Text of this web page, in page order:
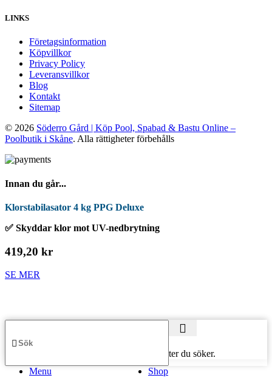
LINKS
Företagsinformation
Köpvillkor
Privacy Policy
Leveransvillkor
Blog
Kontakt
Sitemap
© 2026 Söderro Gård | Köp Pool, Spabad & Bastu Online –
Poolbutik i Skåne. Alla rättigheter förbehålls
Innan du går...
Klorstabilasator 4 kg PPG Deluxe
✅ Skyddar klor mot UV-nedbrytning
419,20 kr
SE MER
Börja skriva för att se produkter du söker.
Menu
Shop